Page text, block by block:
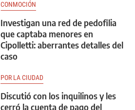
CONMOCIÓN
Investigan una red de pedofilia
que captaba menores en
Cipolletti: aberrantes detalles del
caso
POR LA CIUDAD
Discutió con los inquilinos y les
cerró la cuenta de pago del